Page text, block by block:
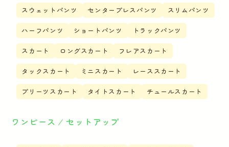
スウェットパンツ センタープレスパンツ スリムパンツ
ハーフパンツ ショートパンツ トラックパンツ
スカート ロングスカート フレアスカート
タックスカート ミニスカート レーススカート
プリーツスカート タイトスカート チュールスカート
ワンピース ⁄ セットアップ